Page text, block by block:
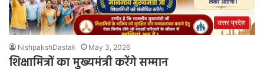
उत्तर प्रदेश
NishpakshDastak May 3, 2026
शिक्षामित्रों का मुख्यमंत्री करेंगे सम्मान